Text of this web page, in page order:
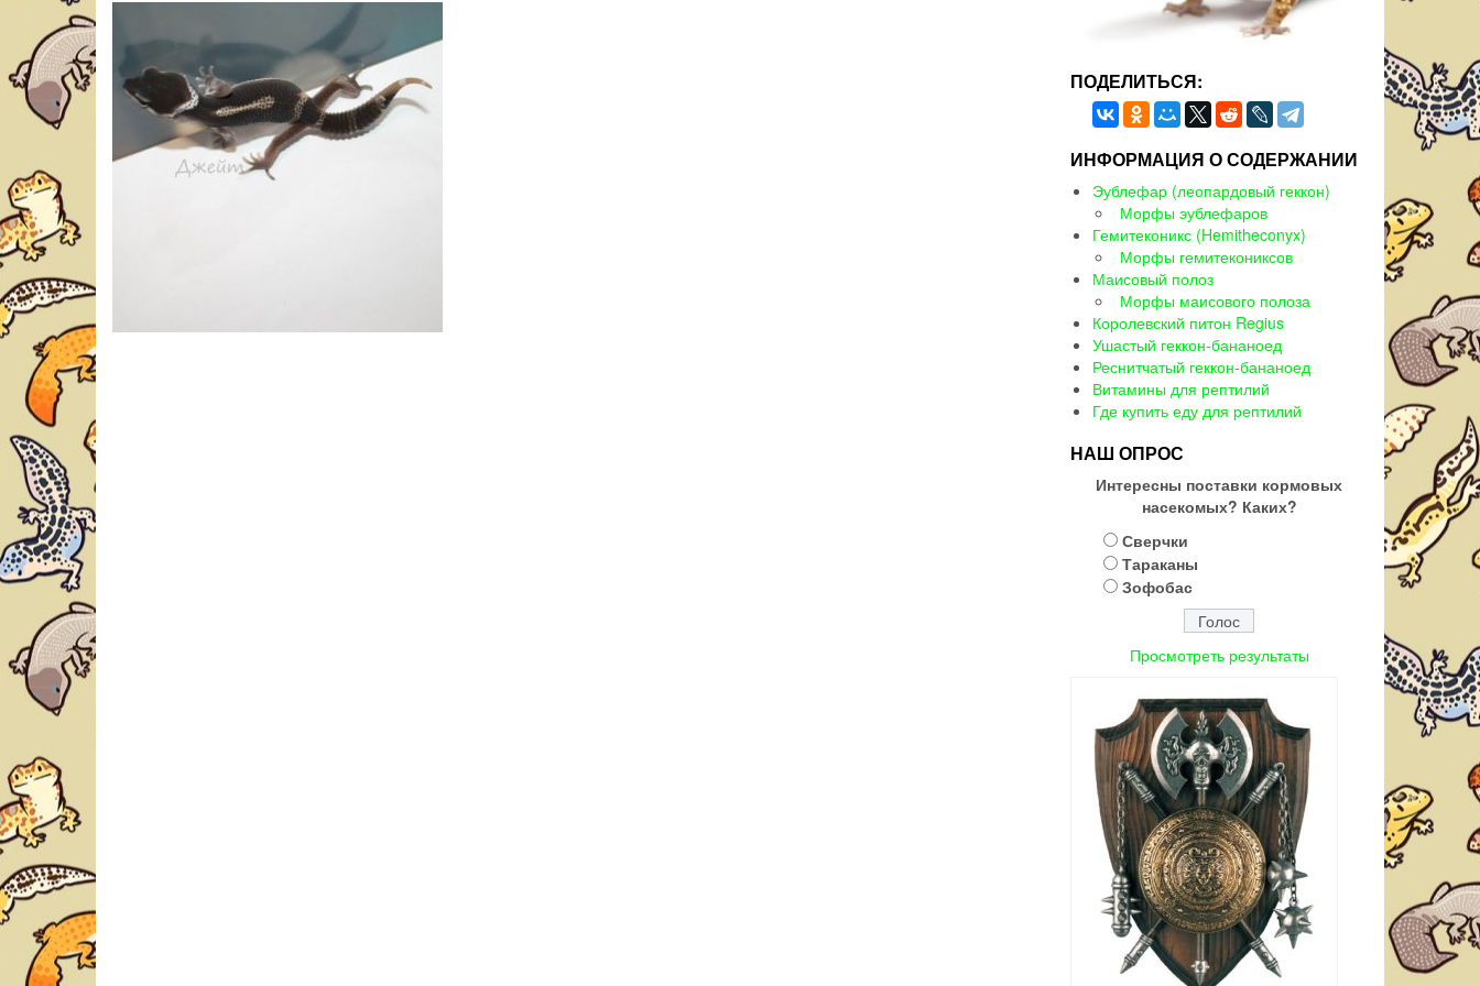
ПОДЕЛИТЬСЯ:
ИНФОРМАЦИЯ О СОДЕРЖАНИИ
Эублефар (леопардовый геккон)
Морфы эублефаров
Гемитеконикс (Hemitheconyx)
Морфы гемитекониксов
Маисовый полоз
Морфы маисового полоза
Королевский питон Regius
Ушастый геккон-бананоед
Реснитчатый геккон-бананоед
Витамины для рептилий
Где купить еду для рептилий
НАШ ОПРОС
Интересны поставки кормовых
насекомых? Каких?
Сверчки
Тараканы
Зофобас
Просмотреть результаты